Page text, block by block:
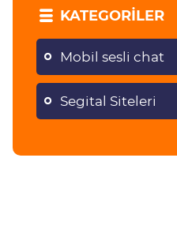
KATEGORILER
Mobil sesli chat
Segital Siteleri